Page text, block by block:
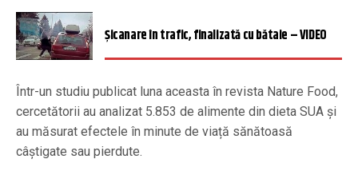
Şicanare în trafic, finalizată cu bătaie – VIDEO
Într-un studiu publicat luna aceasta în revista Nature Food,
cercetătorii au analizat 5.853 de alimente din dieta SUA și
au măsurat efectele în minute de viață sănătoasă
câștigate sau pierdute.